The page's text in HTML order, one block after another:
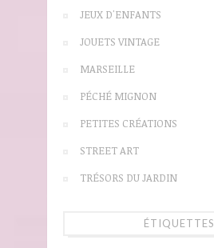
JEUX D'ENFANTS
JOUETS VINTAGE
MARSEILLE
PÉCHÉ MIGNON
PETITES CRÉATIONS
STREET ART
TRÉSORS DU JARDIN
ÉTIQUETTES